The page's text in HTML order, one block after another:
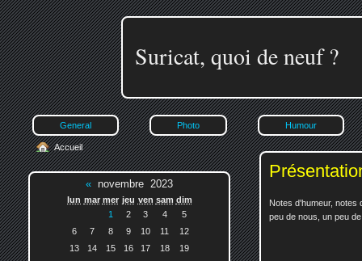
Suricat, quoi de neuf ?
General Photo Humour
Notes d'humeur, notes
peu de nous, un peu
Accueil
« novembre 2023
lun mar mer jeu ven sam dim
1
2 3 4
5
6
7 8 9 10 11
12
13
14 15 16 17 18
19